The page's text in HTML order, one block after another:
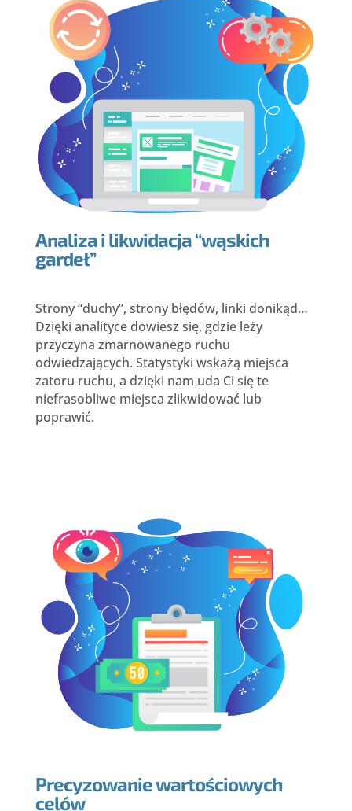
Analiza i likwidacja “wąskich
gardeł”
Strony “duchy”, strony błędów, linki donikąd…
Dzięki analityce dowiesz się, gdzie leży
przyczyna zmarnowanego ruchu
odwiedzających. Statystyki wskażą miejsca
zatoru ruchu, a dzięki nam uda Ci się te
niefrasobliwe miejsca zlikwidować lub
poprawić.
Precyzowanie wartościowych
celów